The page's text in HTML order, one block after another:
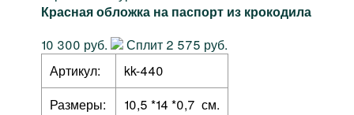
Красная обложка на паспорт из крокодила
10 300 руб.
Сплит 2 575 руб.
Артикул:
kk-440
Размеры:
10,5 *14 *0,7 см.